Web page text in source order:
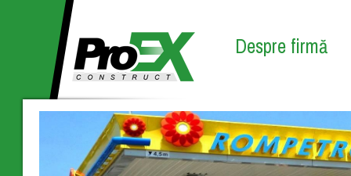
Despre firmă